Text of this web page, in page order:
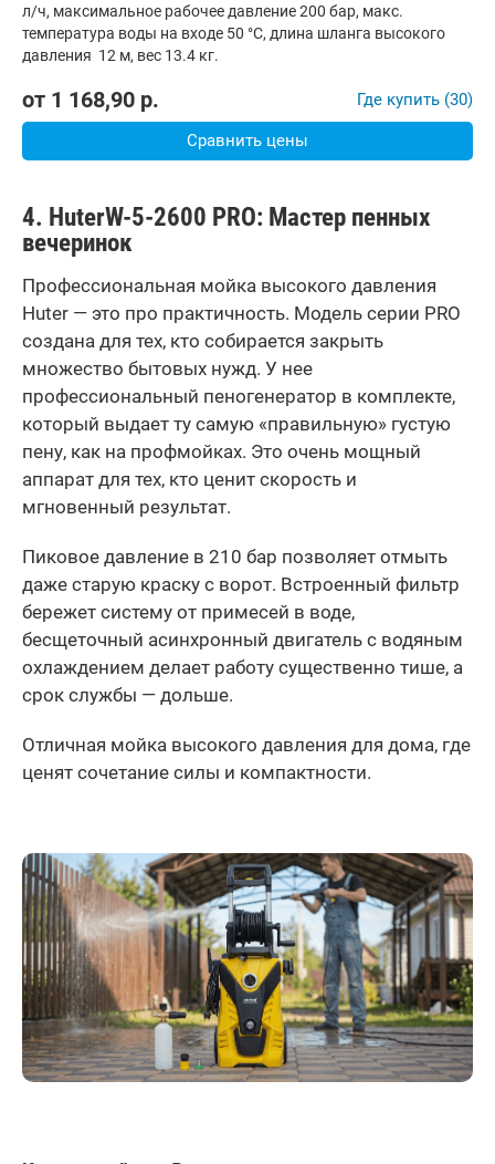
л/ч, максимальное рабочее давление 200 бар, макс.
температура воды на входе 50 °C, длина шланга высокого
давления 12 м, вес 13.4 кг.
от 1 168,90 р. Где купить (30)
Сравнить цены
4. HuterW-5-2600 PRO: Мастер пенных
вечеринок
Профессиональная мойка высокого давления
Huter — это про практичность. Модель серии PRO
создана для тех, кто собирается закрыть
множество бытовых нужд. У нее
профессиональный пеногенератор в комплекте,
который выдает ту самую «правильную» густую
пену, как на профмойках. Это очень мощный
аппарат для тех, кто ценит скорость и
мгновенный результат.
Пиковое давление в 210 бар позволяет отмыть
даже старую краску с ворот. Встроенный фильтр
бережет систему от примесей в воде,
бесщеточный асинхронный двигатель с водяным
охлаждением делает работу существенно тише, а
срок службы — дольше.
Отличная мойка высокого давления для дома, где
ценят сочетание силы и компактности.